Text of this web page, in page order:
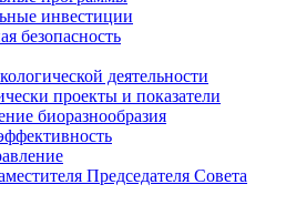
инвестиции
безопасность
деятельности
проекты и показатели
биоразнообразия
Председателя Совета